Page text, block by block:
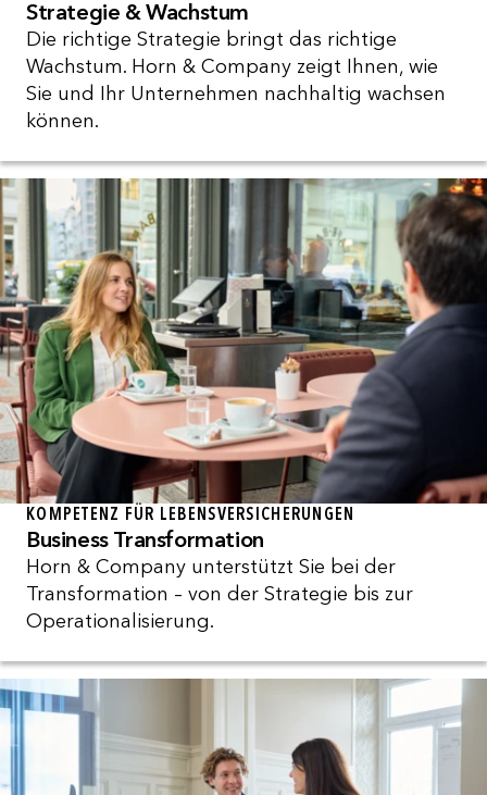
Strategie & Wachstum
Die richtige Strategie bringt das richtige
Wachstum. Horn & Company zeigt Ihnen, wie
Sie und Ihr Unternehmen nachhaltig wachsen
können.
KOMPETENZ FÜR LEBENSVERSICHERUNGEN
Business Transformation
Horn & Company unterstützt Sie bei der
Transformation – von der Strategie bis zur
Operationalisierung.